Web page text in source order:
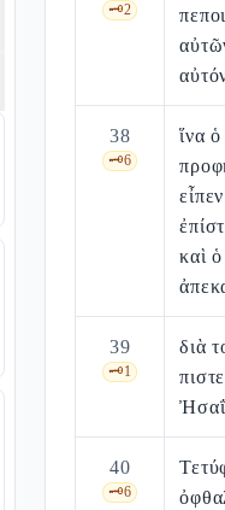
🗝️2
38
🗝️6
ἵνα
καὶ
39
🗝️1
διὰ
40
🗝️6